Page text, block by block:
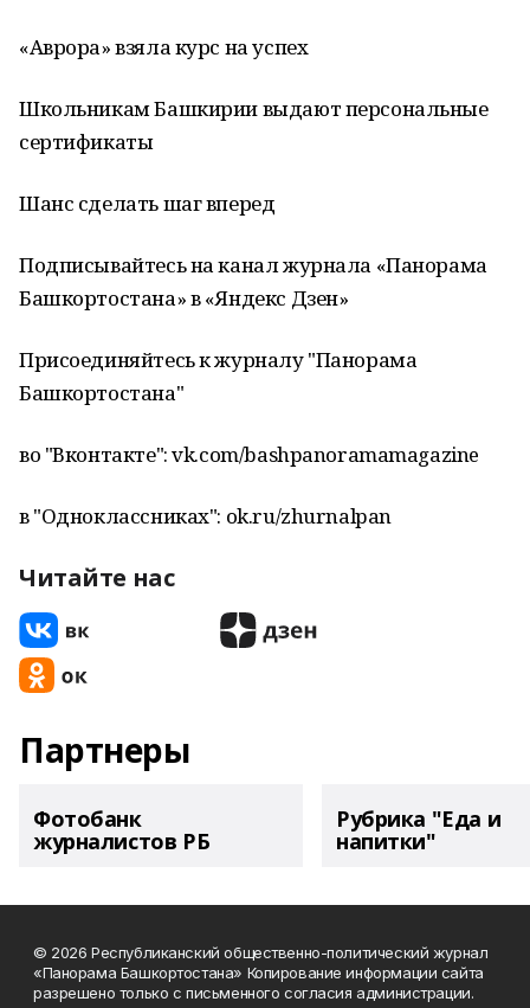
«Аврора» взяла курс на успех
Школьникам Башкирии выдают персональные
сертификаты
Шанс сделать шаг вперед
Подписывайтесь на канал журнала «Панорама
Башкортостана» в «Яндекс Дзен»
Присоединяйтесь к журналу "Панорама
Башкортостана"
во "Вконтакте": vk.com/bashpanoramamagazine
в "Одноклассниках": ok.ru/zhurnalpan
Читайте нас
Партнеры
Фотобанк
журналистов РБ
Рубрика "Еда и
напитки"
© 2026 Республиканский общественно-политический журнал
«Панорама Башкортостана» Копирование информации сайта
разрешено только с письменного согласия администрации.